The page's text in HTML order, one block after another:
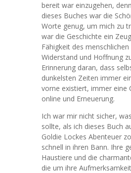
bereit war einzugehen,
dieses Buches war die
Worte genug, um mich zu
war die Geschichte ein
Fähigkeit des menschlichen
Widerstand und Hoffnung
Erinnerung daran, dass
dunkelsten Zeiten immer
vorne existiert, immer eine
online und Erneuerung.
Ich war mir nicht sicher,
sollte, als ich dieses Buch
Goldie Lockes Abenteuer
schnell in ihren Bann. Ihre
Haustiere und die
die um ihre